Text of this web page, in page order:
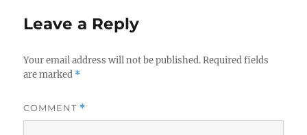
Leave a Reply
Your email address will not be published. Required fields
are marked *
COMMENT *